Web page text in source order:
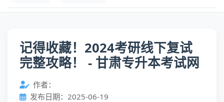
记得收藏！2024考研线下复试
完整攻略！ - 甘肃专升本考试网
作者：
发布日期：2025-06-19